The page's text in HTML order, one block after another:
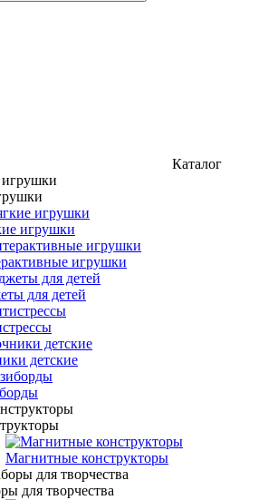
Каталог
игрушки
игрушки
для детей
детские
Магнитные конструкторы
для творчества